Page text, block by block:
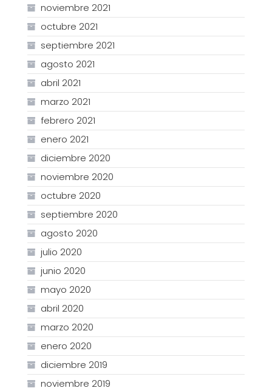
noviembre 2021
octubre 2021
septiembre 2021
agosto 2021
abril 2021
marzo 2021
febrero 2021
enero 2021
diciembre 2020
noviembre 2020
octubre 2020
septiembre 2020
agosto 2020
julio 2020
junio 2020
mayo 2020
abril 2020
marzo 2020
enero 2020
diciembre 2019
noviembre 2019